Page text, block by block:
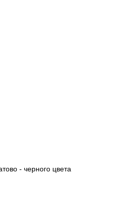
- черного цвета